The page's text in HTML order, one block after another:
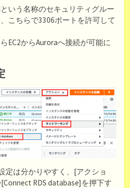
という名称のセキュリティグルー
こちらで3306ポートを許可して
EC2からAuroraへ接続が可能に
定は分かりやすく、[アクショ
RDS database]を押下す